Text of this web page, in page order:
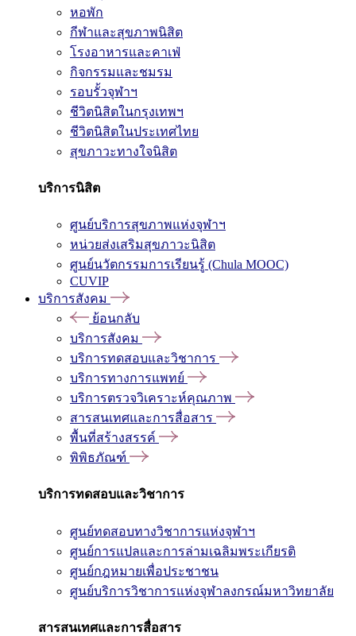
หอพัก
กีฬาและสุขภาพนิสิต
โรงอาหารและคาเฟ่
กิจกรรมและชมรม
รอบรั้วจุฬาฯ
ชีวิตนิสิตในกรุงเทพฯ
ชีวิตนิสิตในประเทศไทย
สุขภาวะทางใจนิสิต
บริการนิสิต
ศูนย์บริการสุขภาพแห่งจุฬาฯ
หน่วยส่งเสริมสุขภาวะนิสิต
ศูนย์นวัตกรรมการเรียนรู้ (Chula MOOC)
CUVIP
บริการสังคม
ย้อนกลับ
บริการสังคม
บริการทดสอบและวิชาการ
บริการทางการแพทย์
บริการตรวจวิเคราะห์คุณภาพ
สารสนเทศและการสื่อสาร
พื้นที่สร้างสรรค์
พิพิธภัณฑ์
บริการทดสอบและวิชาการ
ศูนย์ทดสอบทางวิชาการแห่งจุฬาฯ
ศูนย์การแปลและการล่ามเฉลิมพระเกียรติ
ศูนย์กฎหมายเพื่อประชาชน
ศูนย์บริการวิชาการแห่งจุฬาลงกรณ์มหาวิทยาลัย
สารสนเทศและการสื่อสาร